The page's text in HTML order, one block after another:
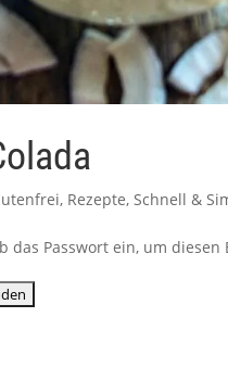
, Rezepte, Schnell &
Passwort ein, um